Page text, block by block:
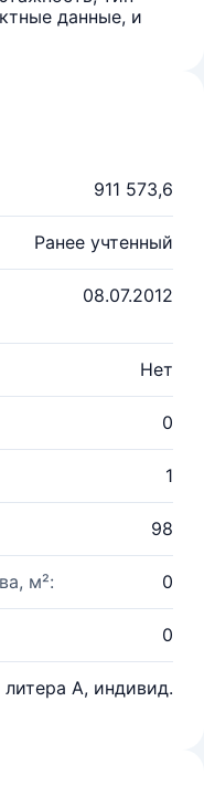
данные, и
911 573,6
Ранее учтенный
08.07.2012
Нет
0
1
98
м²: 0
0
литера А, индивид.